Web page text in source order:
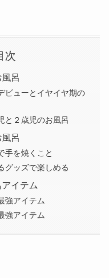
次
呂
ビューとイヤイヤ期の
と２歳児のお風呂
呂
手を焼くこと
グッズで楽しめる
イテム
強アイテム
強アイテム